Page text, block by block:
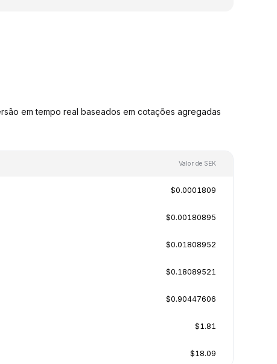
em tempo real baseados em cotações agregadas
Valor de SEK
$0.0001809
$0.00180895
$0.01808952
$0.18089521
$0.90447606
$1.81
$18.09